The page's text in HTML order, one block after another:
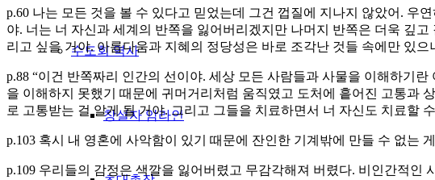
수도회 역사
창설자 암라인
p.60 나는 모든 것을 볼 수 있다고 믿었는데 그건 껍질에 지나지 않았어. 우
야. 너는 너 자신과 세계의 반쪽을 잃어버리겠지만 나머지 반쪽은 더욱 깊
리고 싶을 거야. 아름다움과 지혜의 정당성은 바로 조각난 것들 속에만 있으
p.88 “이건 반쪽짜리 인간의 선이야. 세상 모든 사람들과 사물을 이해하기
을 이해하지 못했기 때문에 귀머거리처럼 움직였고 도처에 흩어진 고통과
로 고통받는 걸 알게 될 거야. 그리고 그들을 치료하면서 너 자신도 치료할
p.103 혹시 내 영혼에 사악함이 있기 때문에 잔인한 기계밖에 만들 수 없는
p.109 우리들의 감정은 색깔을 잃어버렸고 무감각해져 버렸다. 비인간적